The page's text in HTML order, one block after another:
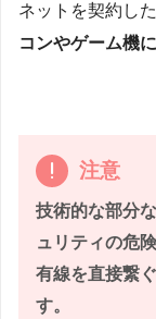
ネットを契約し
コンやゲーム機
注意
技術的な部分
ュリティの危
有線を直接繋
す。